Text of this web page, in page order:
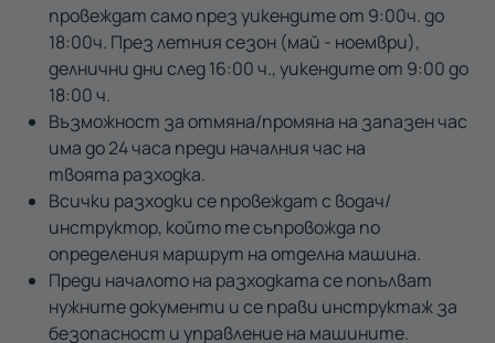
провеждат само през уикендите от 9:00ч. до
18:00ч. През летния сезон (май - ноември),
делнични дни след 16:00 ч., уикендите от 9:00 до
18:00 ч.
Възможност за отмяна/промяна на запазен час
има до 24 часа преди началния час на
твоята разходка.
Всички разходки се провеждат с водач/
инструктор, който те съпровожда по
определения маршрут на отделна машина.
Преди началото на разходката се попълват
нужните документи и се прави инструктаж за
безопасност и управление на машините.